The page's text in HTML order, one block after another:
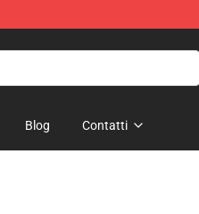
Blog Contatti